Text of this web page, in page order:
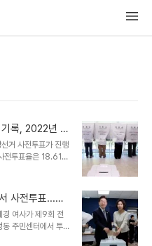
록, 2022년 대
거 사전투표가 진행
전투표율은 18.61%
비 2.24%p 상승한
속에서도 투표권
표 참여를 통해 더
율 전망 및 시민 반
상됩니다. 시민들은
를 행사하기 위해
사전투표...관
경 여사가 제9회 전
동 주민센터에서 투
인 인천 계양을 지역